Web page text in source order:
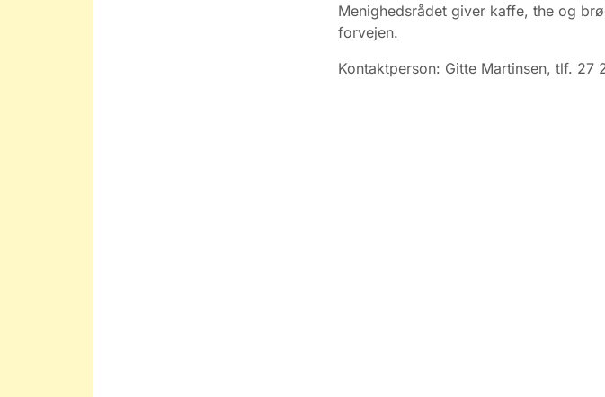
Menighedsrådet giver kaffe, the og
forvejen.
Kontaktperson: Gitte Martinsen, tlf. 27